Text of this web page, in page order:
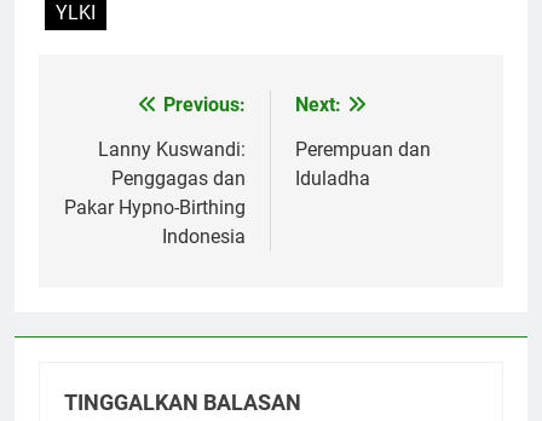
YLKI
Navigasi
pos
Previous:
Lanny Kuswandi:
Penggagas dan
Pakar Hypno-Birthing
Indonesia
Next:
Perempuan dan
Iduladha
TINGGALKAN BALASAN